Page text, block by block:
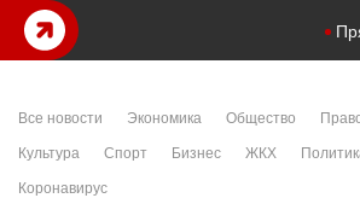
Все новости Экономика Общество
Культура
Спорт Бизнес ЖКХ
Коронавирус